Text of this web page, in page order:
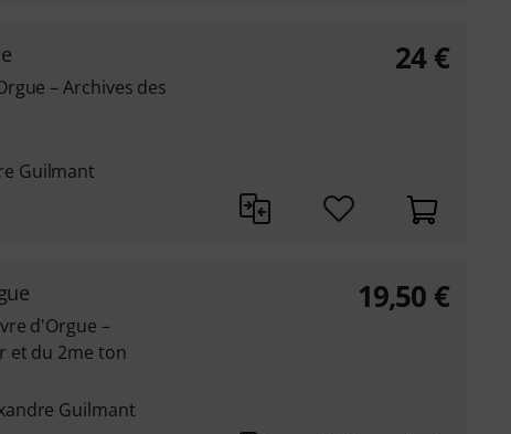
– Archives des
Guilmant
24 €
d'Orgue –
et du 2me ton
Guilmant
19,50 €